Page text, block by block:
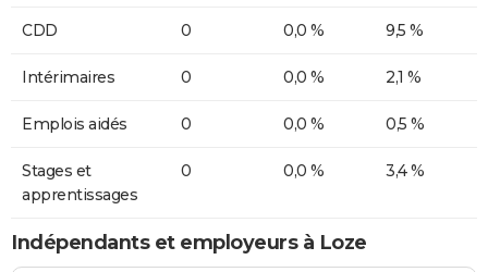
CDD 0 0,0 % 9,5 %
Intérimaires 0 0,0 % 2,1 %
Emplois aidés 0 0,0 % 0,5 %
Stages et
apprentissages
0 0,0 % 3,4 %
Indépendants et employeurs à Loze